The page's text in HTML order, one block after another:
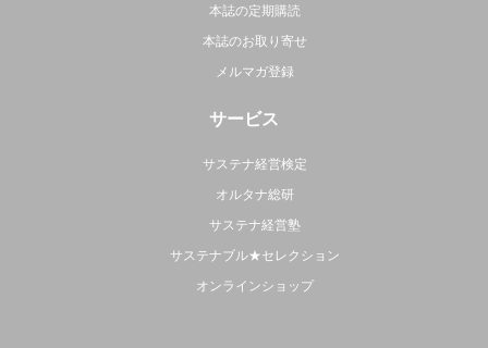
本誌の定期購読
本誌のお取り寄せ
メルマガ登録
サービス
サステナ経営検定
オルタナ総研
サステナ経営塾
サステナブル★セレクション
オンラインショップ